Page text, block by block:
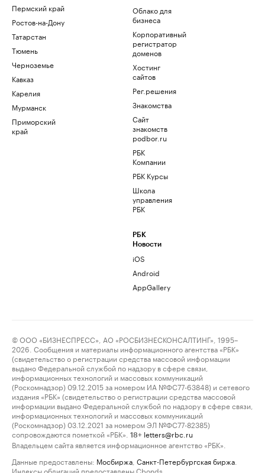
Пермский край
Ростов-на-Дону
Татарстан
Тюмень
Черноземье
Кавказ
Карелия
Мурманск
Приморский
край
Облако для
бизнеса
Корпоративный
регистратор
доменов
Хостинг
сайтов
Рег.решения
Знакомства
Сайт
знакомств
podbor.ru
РБК
Компании
РБК Курсы
Школа
управления
РБК
РБК
Новости
iOS
Android
AppGallery
© ООО «БИЗНЕСПРЕСС», АО «РОСБИЗНЕСКОНСАЛТИНГ», 1995–
2026. Сообщения и материалы информационного агентства «РБК»
(свидетельство о регистрации средства массовой информации
выдано Федеральной службой по надзору в сфере связи,
информационных технологий и массовых коммуникаций
(Роскомнадзор) 09.12.2015 за номером ИА №ФС77-63848) и сетевого
издания «РБК» (свидетельство о регистрации средства массовой
информации выдано Федеральной службой по надзору в сфере связи,
информационных технологий и массовых коммуникаций
(Роскомнадзор) 03.12.2021 за номером ЭЛ №ФС77-82385)
сопровождаются пометкой «РБК».
18+ letters@rbc.ru
Владельцем сайта является информационное агентство «РБК».
Данные предоставлены: Мосбиржа Санкт-Петербургская биржа
Индексы облигаций предоставлены Cbonds.